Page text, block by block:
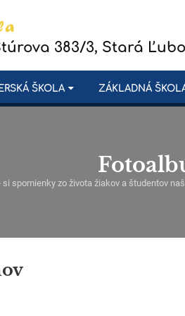
383/3, Stará
ŠKOLA ZÁKLADNÁ
si spomienky zo života žiakov a študentov